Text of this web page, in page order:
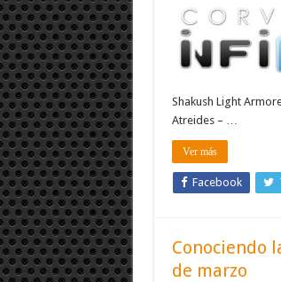
Shakush Light
Atreides – …
Ver más
Facebook
Conociendo
de marzo